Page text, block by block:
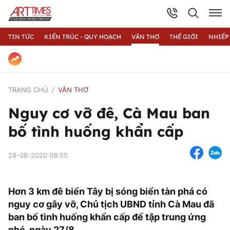
TIN TỨC KIẾN TRÚC - QUY HOẠCH VĂN THƠ THẾ GIỚI
TRANG CHỦ VĂN THƠ
Nguy cơ vỡ đê, Cà Mau ban
bố tình huống khẩn cấp
28-08-2020 08:50
Hơn 3 km đê biển Tây bị sóng biển tàn phá có
nguy cơ gây vỡ, Chủ tịch UBND tỉnh Cà Mau đã
ban bố tình huống khẩn cấp để tập trung ứng